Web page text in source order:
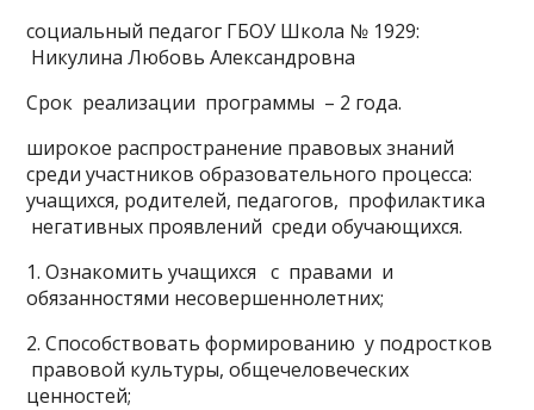
социальный педагог ГБОУ Школа № 1929:
Никулина Любовь Александровна
Срок реализации программы – 2 года.
широкое распространение правовых знаний
среди участников образовательного процесса:
учащихся, родителей, педагогов, профилактика
негативных проявлений среди обучающихся.
1. Ознакомить учащихся с правами и
обязанностями несовершеннолетних;
2. Способствовать формированию у подростков
правовой культуры, общечеловеческих
ценностей;